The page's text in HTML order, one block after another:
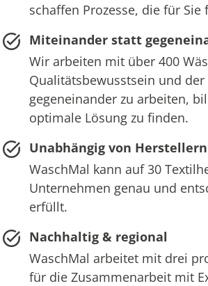
schaffen Prozesse, die für
Miteinander statt
Wir arbeiten mit über 400
Qualitätsbewusstsein und
gegeneinander zu arbeiten,
optimale Lösung zu finden.
Unabhängig von
WaschMal kann auf 30
Unternehmen genau und
erfüllt.
Nachhaltig & regional
WaschMal arbeitet mit drei
für die Zusammenarbeit mit